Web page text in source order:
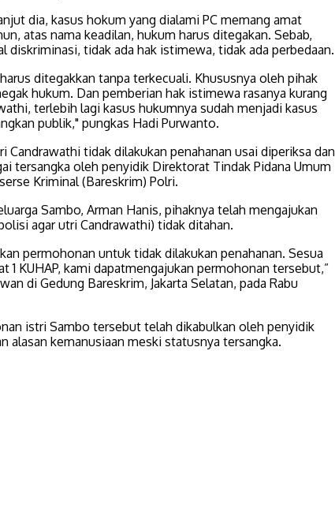
dia, kasus hokum yang dialami PC memang amat
atas nama keadilan, hukum harus ditegakan. Sebab,
diskriminasi, tidak ada hak istimewa, tidak ada perbedaan.
ditegakkan tanpa terkecuali. Khususnya oleh pihak
hukum. Dan pemberian hak istimewa rasanya kurang
terlebih lagi kasus hukumnya sudah menjadi kasus
publik," pungkas Hadi Purwanto.
Candrawathi tidak dilakukan penahanan usai diperiksa dan
tersangka oleh penyidik Direktorat Tindak Pidana Umum
Kriminal (Bareskrim) Polri.
Sambo, Arman Hanis, pihaknya telah mengajukan
agar utri Candrawathi) tidak ditahan.
permohonan untuk tidak dilakukan penahanan. Sesua
1 KUHAP, kami dapatmengajukan permohonan tersebut,”
di Gedung Bareskrim, Jakarta Selatan, pada Rabu
istri Sambo tersebut telah dikabulkan oleh penyidik
alasan kemanusiaan meski statusnya tersangka.